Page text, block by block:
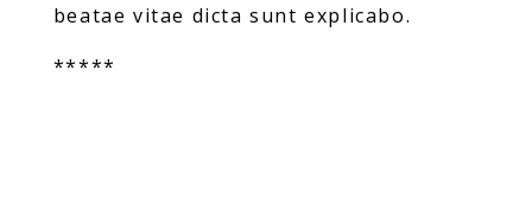
beatae vitae dicta sunt explicabo.
*****